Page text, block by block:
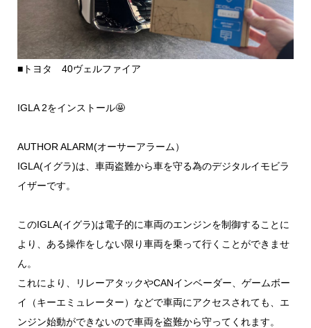
■トヨタ 40ヴェルファイア
IGLA 2をインストール🤩
AUTHOR ALARM(オーサーアラーム）
IGLA(イグラ)は、車両盗難から車を守る為のデジタルイモビラ
イザーです。
このIGLA(イグラ)は電子的に車両のエンジンを制御することに
より、ある操作をしない限り車両を乗って行くことができませ
ん。
これにより、リレーアタックやCANインベーダー、ゲームボー
イ（キーエミュレーター）などで車両にアクセスされても、エ
ンジン始動ができないので車両を盗難から守ってくれます。